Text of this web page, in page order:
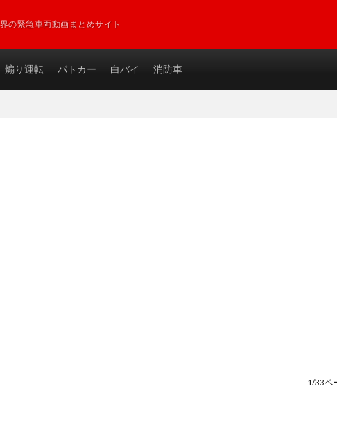
の緊急車両動画まとめサイト
煽り運転 パトカー 白バイ 消防車
1/33ペ